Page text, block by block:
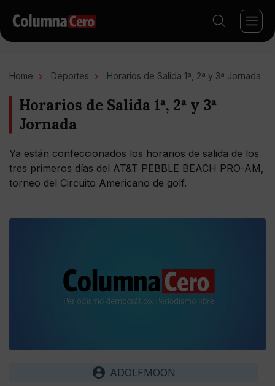
Home Deportes Horarios de Salida 1ª, 2ª y 3ª Jornada
Horarios de Salida 1ª, 2ª y 3ª
Jornada
Ya están confeccionados los horarios de salida de los
tres primeros días del AT&T PEBBLE BEACH PRO-AM,
torneo del Circuito Americano de golf.
ADOLFMOON